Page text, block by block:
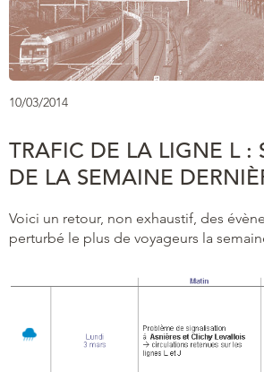
10/03/2014
TRAFIC DE LA LIGNE L :
DE LA SEMAINE
Voici un retour, non exhaustif, des
perturbé le plus de voyageurs la